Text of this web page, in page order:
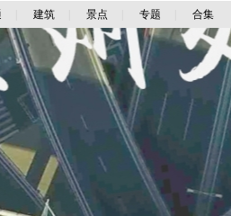
建筑 景点 专题 合集